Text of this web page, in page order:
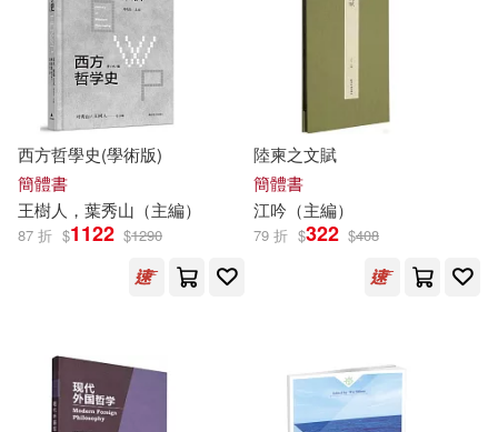
孫寶文（編）(7)
張小嫻(7)
張慶熊，孫向晨（主編）(7)
張抗抗(7) 張景中等(7)
朱百鋼(7)
上海人民美術出版社(36)
中國水利水電出版社(36)
中國美術學院出版社(36)
北京體育大學出版社(36)
浙江人民美術出版社(36)
西方哲學史(學術版)
簡體書
王樹人，葉秀山（主編）
87 折 $1122 $1290
陸柬之文賦
簡體書
江吟（主編）
79 折 $322 $408